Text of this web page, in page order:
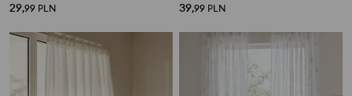
29,99 PLN 39,99 PLN